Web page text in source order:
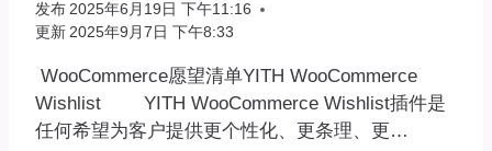
发布 2025年6月19日 下午11:16
更新 2025年9月7日 下午8:33
WooCommerce愿望清单YITH WooCommerce
Wishlist YITH WooCommerce Wishlist插件是
任何希望为客户提供更个性化、更条理、更…